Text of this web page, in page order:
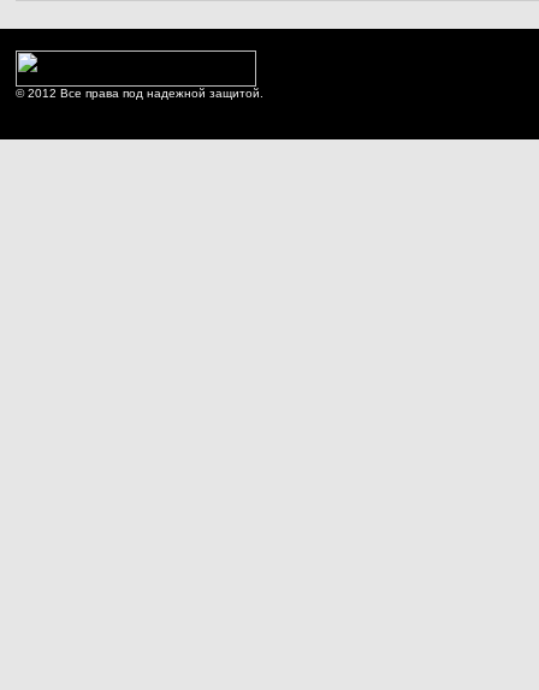
© 2012 Все права под надежной защитой.